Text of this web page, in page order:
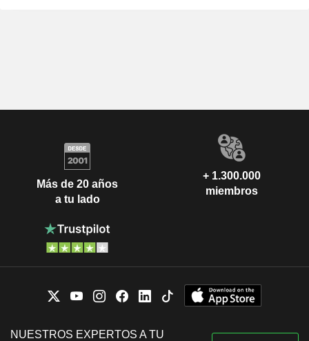
Más de 20 años
a tu lado
+ 1.300.000
miembros
NUESTROS EXPERTOS A TU